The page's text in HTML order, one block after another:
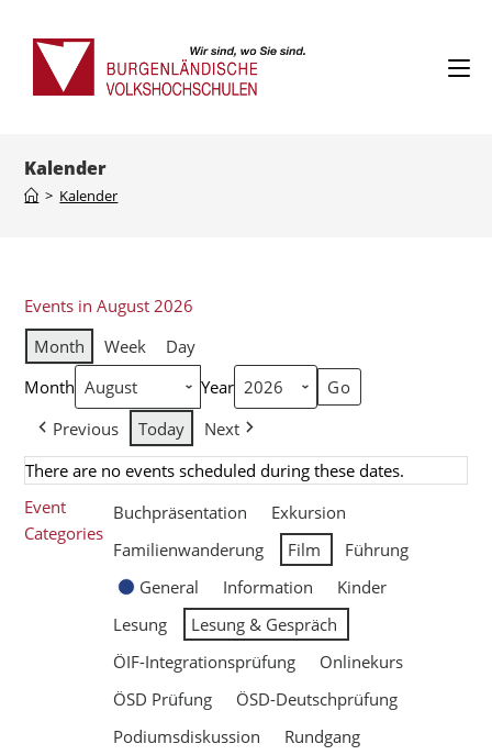
Kalender
> Kalender
Events in August 2026
Month
Week
Day
Month
Year
Previous
Today
Next
There are no events scheduled during these dates.
Event
Categories
Buchpräsentation
Exkursion
Familienwanderung
Film
Führung
General
Information
Kinder
Lesung
Lesung & Gespräch
ÖIF-Integrationsprüfung
Onlinekurs
ÖSD Prüfung
ÖSD-Deutschprüfung
Podiumsdiskussion
Rundgang